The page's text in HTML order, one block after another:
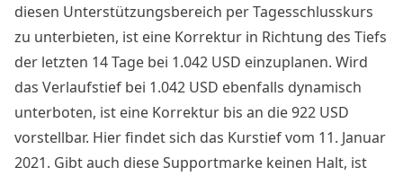
diesen Unterstützungsbereich per Tagesschlusskurs
zu unterbieten, ist eine Korrektur in Richtung des Tiefs
der letzten 14 Tage bei 1.042 USD einzuplanen. Wird
das Verlaufstief bei 1.042 USD ebenfalls dynamisch
unterboten, ist eine Korrektur bis an die 922 USD
vorstellbar. Hier findet sich das Kurstief vom 11. Januar
2021. Gibt auch diese Supportmarke keinen Halt, ist